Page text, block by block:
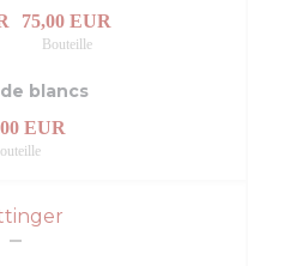
75,00 EUR
Bouteille
blancs
EUR